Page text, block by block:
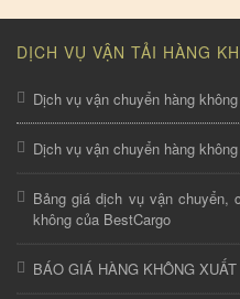
DỊCH VỤ VẬN TẢI HÀNG
Dịch vụ vận chuyển hàng
Dịch vụ vận chuyển hàng
Bảng giá dịch vụ vận chuyển,
không của BestCargo
BÁO GIÁ HÀNG KHÔNG